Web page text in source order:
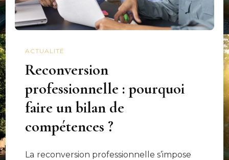
ACTUALITÉ
Reconversion
professionnelle : pourquoi
faire un bilan de
compétences ?
La reconversion professionnelle s’impose